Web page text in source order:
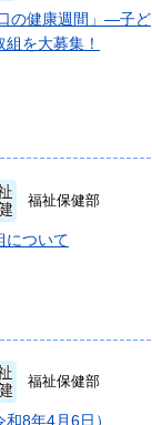
の健康週間」―子ど
を大募集！
福祉保健部
について
福祉保健部
8年4月6日）